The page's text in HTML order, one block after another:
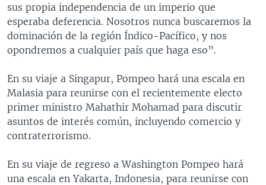
sus propia independencia de un imperio que
esperaba deferencia. Nosotros nunca buscaremos la
dominación de la región Índico-Pacífico, y nos
opondremos a cualquier país que haga eso”.
En su viaje a Singapur, Pompeo hará una escala en
Malasia para reunirse con el recientemente electo
primer ministro Mahathir Mohamad para discutir
asuntos de interés común, incluyendo comercio y
contraterrorismo.
En su viaje de regreso a Washington Pompeo hará
una escala en Yakarta, Indonesia, para reunirse con